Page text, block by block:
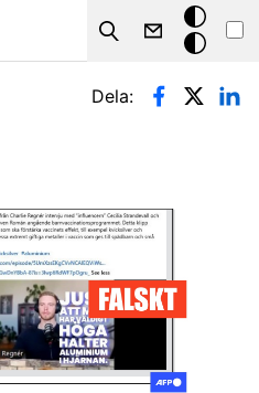
Search
Mörkt
läge
Dela: